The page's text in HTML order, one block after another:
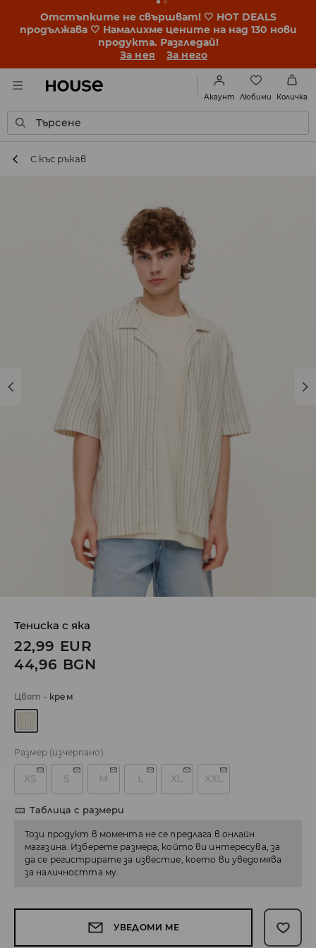
Отстъпките не свършват! 🤍 HOT DEALS
продължава 🤍 Намалихме цените на над 130 нови
продукта. Разгледай!
За нея
За него
Акаунт Любими Количка
Търсене
С къс ръкав
Тениска с яка
22,99 EUR
44,96 BGN
Цвят - крем
Размер (изчерпано)
XS S M L XL XXL
Таблица с размери
Този продукт в момента не се предлага в онлайн
магазина. Изберете размера, който ви интересува, за
да се регистрирате за известие, което ви уведомява
за наличността му.
УВЕДОМИ МЕ